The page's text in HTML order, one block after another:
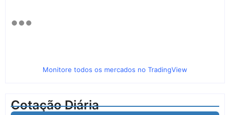
Monitore todos os mercados no TradingView
Cotação Diária